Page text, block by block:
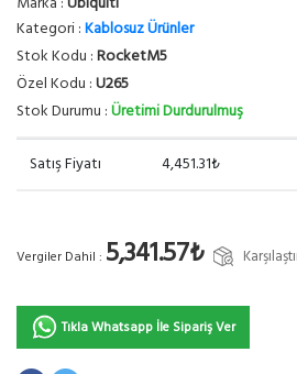
Kategori :Kablosuz Ürünler
Stok Kodu :RocketM5
Özel Kodu :U265
Stok Durumu :Üretimi Durdurulmuş
Satış Fiyatı 4,451.31₺
Vergiler Dahil : 5,341.57₺
Tıkla Whatsapp İle Sipariş Ver